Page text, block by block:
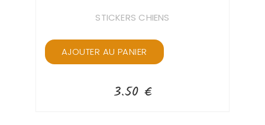
STICKERS CHIENS
AJOUTER AU PANIER
3.50 €